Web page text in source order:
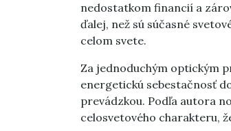
nedostatkom financií a
ďalej, než sú súčasné
celom svete.
Za jednoduchým optickým
energetickú sebestačnosť
prevádzkou. Podľa autora
celosvetového charakteru,